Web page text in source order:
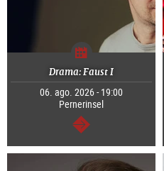
Drama: Faust I
06. ago. 2026 - 19:00
Pernerinsel
segue